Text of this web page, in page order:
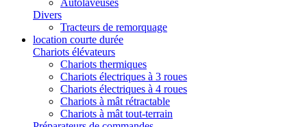
Autolaveuses
Divers
Tracteurs de remorquage
location courte durée
Chariots élévateurs
Chariots thermiques
Chariots électriques à 3 roues
Chariots électriques à 4 roues
Chariots à mât rétractable
Chariots à mât tout-terrain